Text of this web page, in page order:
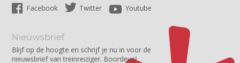
Facebook Twitter Youtube
Nieuwsbrief
Blijf op de hoogte en schrijf je nu in voor de
nieuwsbrief van treinreiziger. Boordevol